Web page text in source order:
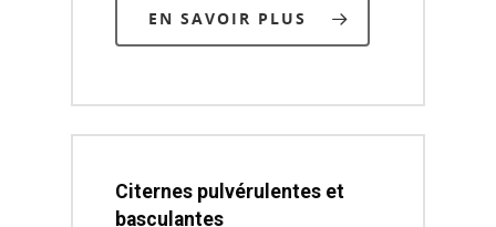
EN SAVOIR PLUS
Citernes pulvérulentes et
basculantes